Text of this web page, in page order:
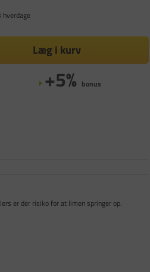
Læg i kurv
+5% bonus
er der risiko for at limen springer op.